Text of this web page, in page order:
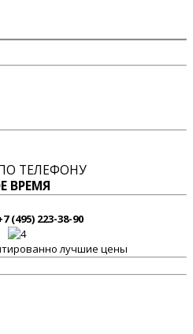
ТЕЛЕФОНУ
ВРЕМЯ
(495) 223-38-90
лучшие цены